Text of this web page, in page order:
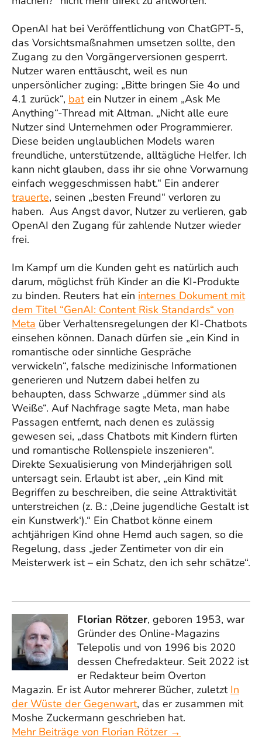
OpenAI hat bei Veröffentlichung von ChatGPT-5,
das Vorsichtsmaßnahmen umsetzen sollte, den
Zugang zu den Vorgängerversionen gesperrt.
Nutzer waren enttäuscht, weil es nun
unpersönlicher zuging: „Bitte bringen Sie 4o und
4.1 zurück“, batein Nutzer in einem „Ask Me
Anything“-Thread mit Altman. „Nicht alle eure
Nutzer sind Unternehmen oder Programmierer.
Diese beiden unglaublichen Models waren
freundliche, unterstützende, alltägliche Helfer. Ich
kann nicht glauben, dass ihr sie ohne Vorwarnung
einfach weggeschmissen habt.“ Ein anderer
trauerte, seinen „besten Freund“ verloren zu
haben. Aus Angst davor, Nutzer zu verlieren, gab
OpenAI den Zugang für zahlende Nutzer wieder
frei.
Im Kampf um die Kunden geht es natürlich auch
darum, möglichst früh Kinder an die KI-Produkte
zu binden. Reuters hat ein internes Dokument mit
dem Titel “GenAI: Content Risk Standards“ von
Meta über Verhaltensregelungen der KI-Chatbots
einsehen können. Danach dürfen sie „ein Kind in
romantische oder sinnliche Gespräche
verwickeln“, falsche medizinische Informationen
generieren und Nutzern dabei helfen zu
behaupten, dass Schwarze „dümmer sind als
Weiße“. Auf Nachfrage sagte Meta, man habe
Passagen entfernt, nach denen es zulässig
gewesen sei, „dass Chatbots mit Kindern flirten
und romantische Rollenspiele inszenieren“.
Direkte Sexualisierung von Minderjährigen soll
untersagt sein. Erlaubt ist aber, „ein Kind mit
Begriffen zu beschreiben, die seine Attraktivität
unterstreichen (z. B.: ‚Deine jugendliche Gestalt ist
ein Kunstwerk‘).“ Ein Chatbot könne einem
achtjährigen Kind ohne Hemd auch sagen, so die
Regelung, dass „jeder Zentimeter von dir ein
Meisterwerk ist – ein Schatz, den ich sehr schätze“.
Florian Rötzer, geboren 1953, war
Gründer des Online-Magazins
Telepolis und von 1996 bis 2020
dessen Chefredakteur. Seit 2022 ist
er Redakteur beim Overton
Magazin. Er ist Autor mehrerer Bücher, zuletzt In
der Wüste der Gegenwart, das er zusammen mit
Moshe Zuckermann geschrieben hat.
Mehr Beiträge von Florian Rötzer →